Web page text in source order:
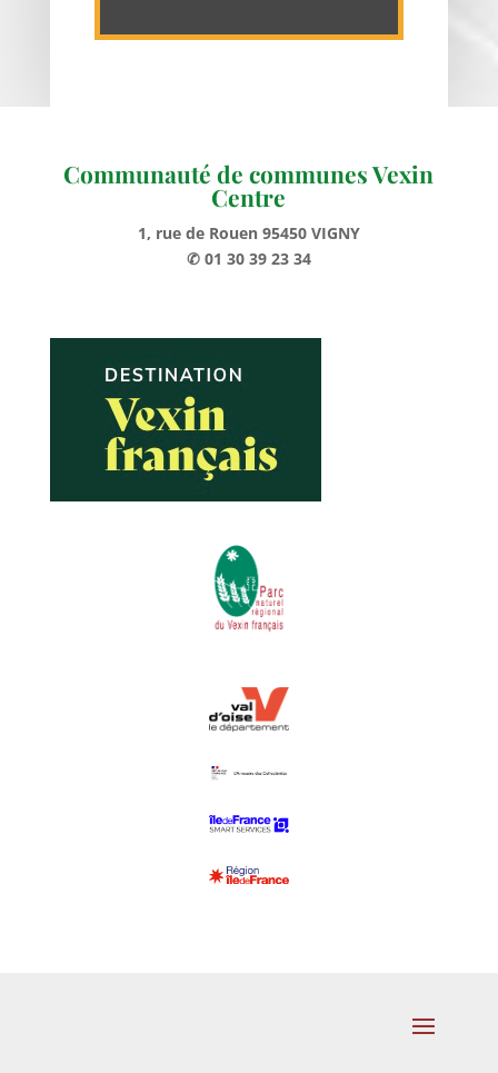
Communauté de communes Vexin
Centre
1, rue de Rouen 95450 VIGNY
✆ 01 30 39 23 34